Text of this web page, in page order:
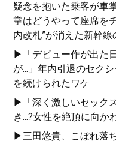
疑念を抱いた乗客が車
掌はどうやって座席を
内改札”が消えた新幹
▶「デビュー作が出た
が...」年内引退のセク
を続けられたワケ
▶「深く激しいセック
き...?女性を絶頂に向か
▶三田悠貴、こぼれ落